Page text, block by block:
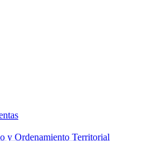
y Ordenamiento Territorial